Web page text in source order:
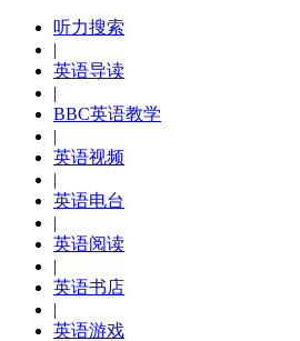
听力搜索
|
英语导读
|
BBC英语教学
|
英语视频
|
英语电台
|
英语阅读
|
英语书店
|
英语游戏